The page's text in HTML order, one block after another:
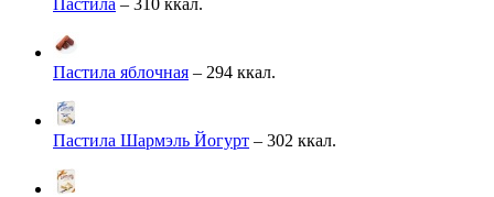
Пастила яблочная – 294 ккал.
Пастила Шармэль Йогурт – 302 ккал.